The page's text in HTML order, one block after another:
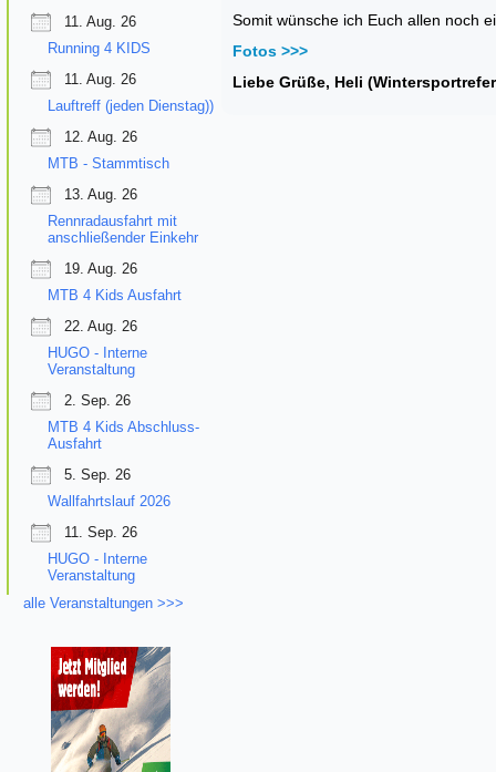
11. Aug. 26
Running 4 KIDS
11. Aug. 26
Lauftreff (jeden Dienstag))
12. Aug. 26
MTB - Stammtisch
13. Aug. 26
Rennradausfahrt mit
anschließender Einkehr
19. Aug. 26
MTB 4 Kids Ausfahrt
22. Aug. 26
HUGO - Interne
Veranstaltung
2. Sep. 26
MTB 4 Kids Abschluss-
Ausfahrt
5. Sep. 26
Wallfahrtslauf 2026
11. Sep. 26
HUGO - Interne
Veranstaltung
alle Veranstaltungen >>>
Somit wünsche ich Euch allen noch
Fotos >>>
Liebe Grüße, Heli